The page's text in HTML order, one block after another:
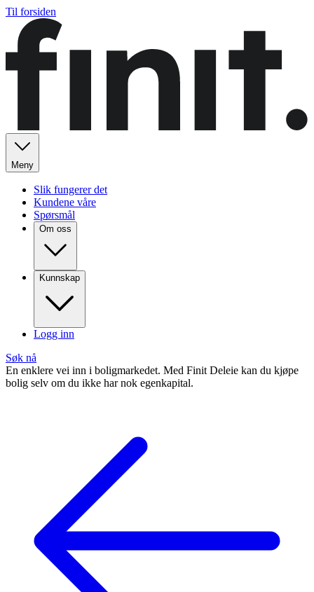
Til forsiden
Meny
Slik fungerer det
Kundene våre
Spørsmål
Om oss
Kunnskap
Logg inn
Søk nå
En enklere vei inn i boligmarkedet. Med Finit Deleie kan du kjøpe
bolig selv om du ikke har nok egenkapital.